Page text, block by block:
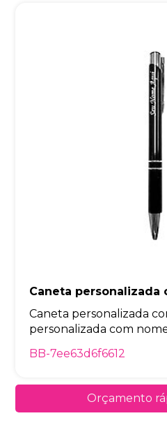
Caneta personalizada
Caneta personalizada
personalizada com nome
BB-7ee63d6f6612
Orçamento